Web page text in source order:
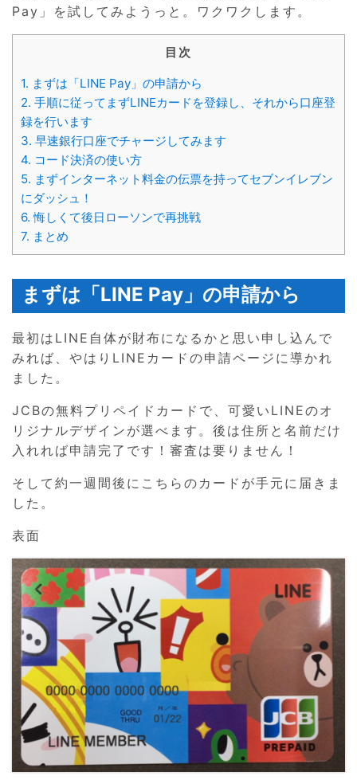
Pay」を試してみようっと。ワクワクします。
目次
1. まずは「LINE Pay」の申請から
2. 手順に従ってまずLINEカードを登録し、それから口座登
録を行います
3. 早速銀行口座でチャージしてみます
4. コード決済の使い方
5. まずインターネット料金の伝票を持ってセブンイレブン
にダッシュ！
6. 悔しくて後日ローソンで再挑戦
7. まとめ
まずは「LINE Pay」の申請から
最初はLINE自体が財布になるかと思い申し込んで
みれば、やはりLINEカードの申請ページに導かれ
ました。
JCBの無料プリペイドカードで、可愛いLINEのオ
リジナルデザインが選べます。後は住所と名前だけ
入れれば申請完了です！審査は要りません！
そして約一週間後にこちらのカードが手元に届きま
した。
表面